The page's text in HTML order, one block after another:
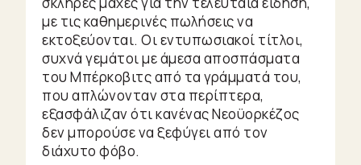
με τις καθημερινές πωλήσεις να
εκτοξεύονται. Οι εντυπωσιακοί τίτλοι,
συχνά γεμάτοι με άμεσα αποσπάσματα
του Μπέρκοβιτς από τα γράμματά του,
που απλώνονταν στα περίπτερα,
εξασφάλιζαν ότι κανένας Νεοϋορκέζος
δεν μπορούσε να ξεφύγει από τον
διάχυτο φόβο.